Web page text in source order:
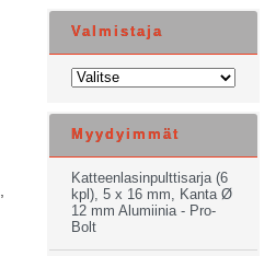
Valmistaja
Myydyimmät
Katteenlasinpulttisarja (6
kpl), 5 x 16 mm, Kanta Ø
12 mm Alumiinia - Pro-
Bolt